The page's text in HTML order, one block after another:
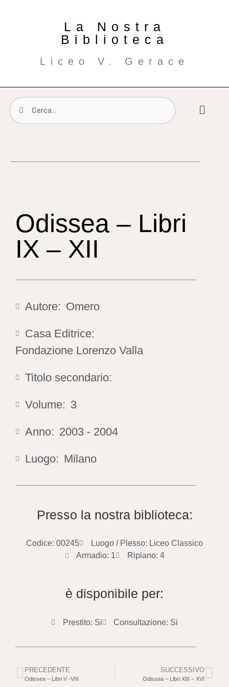
La Nostra
Biblioteca
Liceo V. Gerace
Odissea – Libri
IX – XII
Autore: Omero
Casa Editrice:
Fondazione Lorenzo Valla
Titolo secondario:
Volume: 3
Anno: 2003 - 2004
Luogo: Milano
Presso la nostra biblioteca:
Codice: 00245
Luogo / Plesso: Liceo Classico
Armadio: 1
Ripiano: 4
è disponibile per:
Prestito: Si Consultazione: Si
PRECEDENTE
Odissea – Libri V -VIII
SUCCESSIVO
Odissea – Libri XIII – XVI